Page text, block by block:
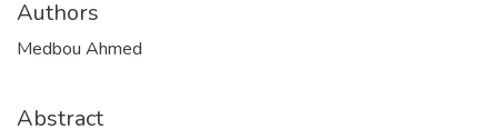
Authors
Medbou Ahmed
Abstract